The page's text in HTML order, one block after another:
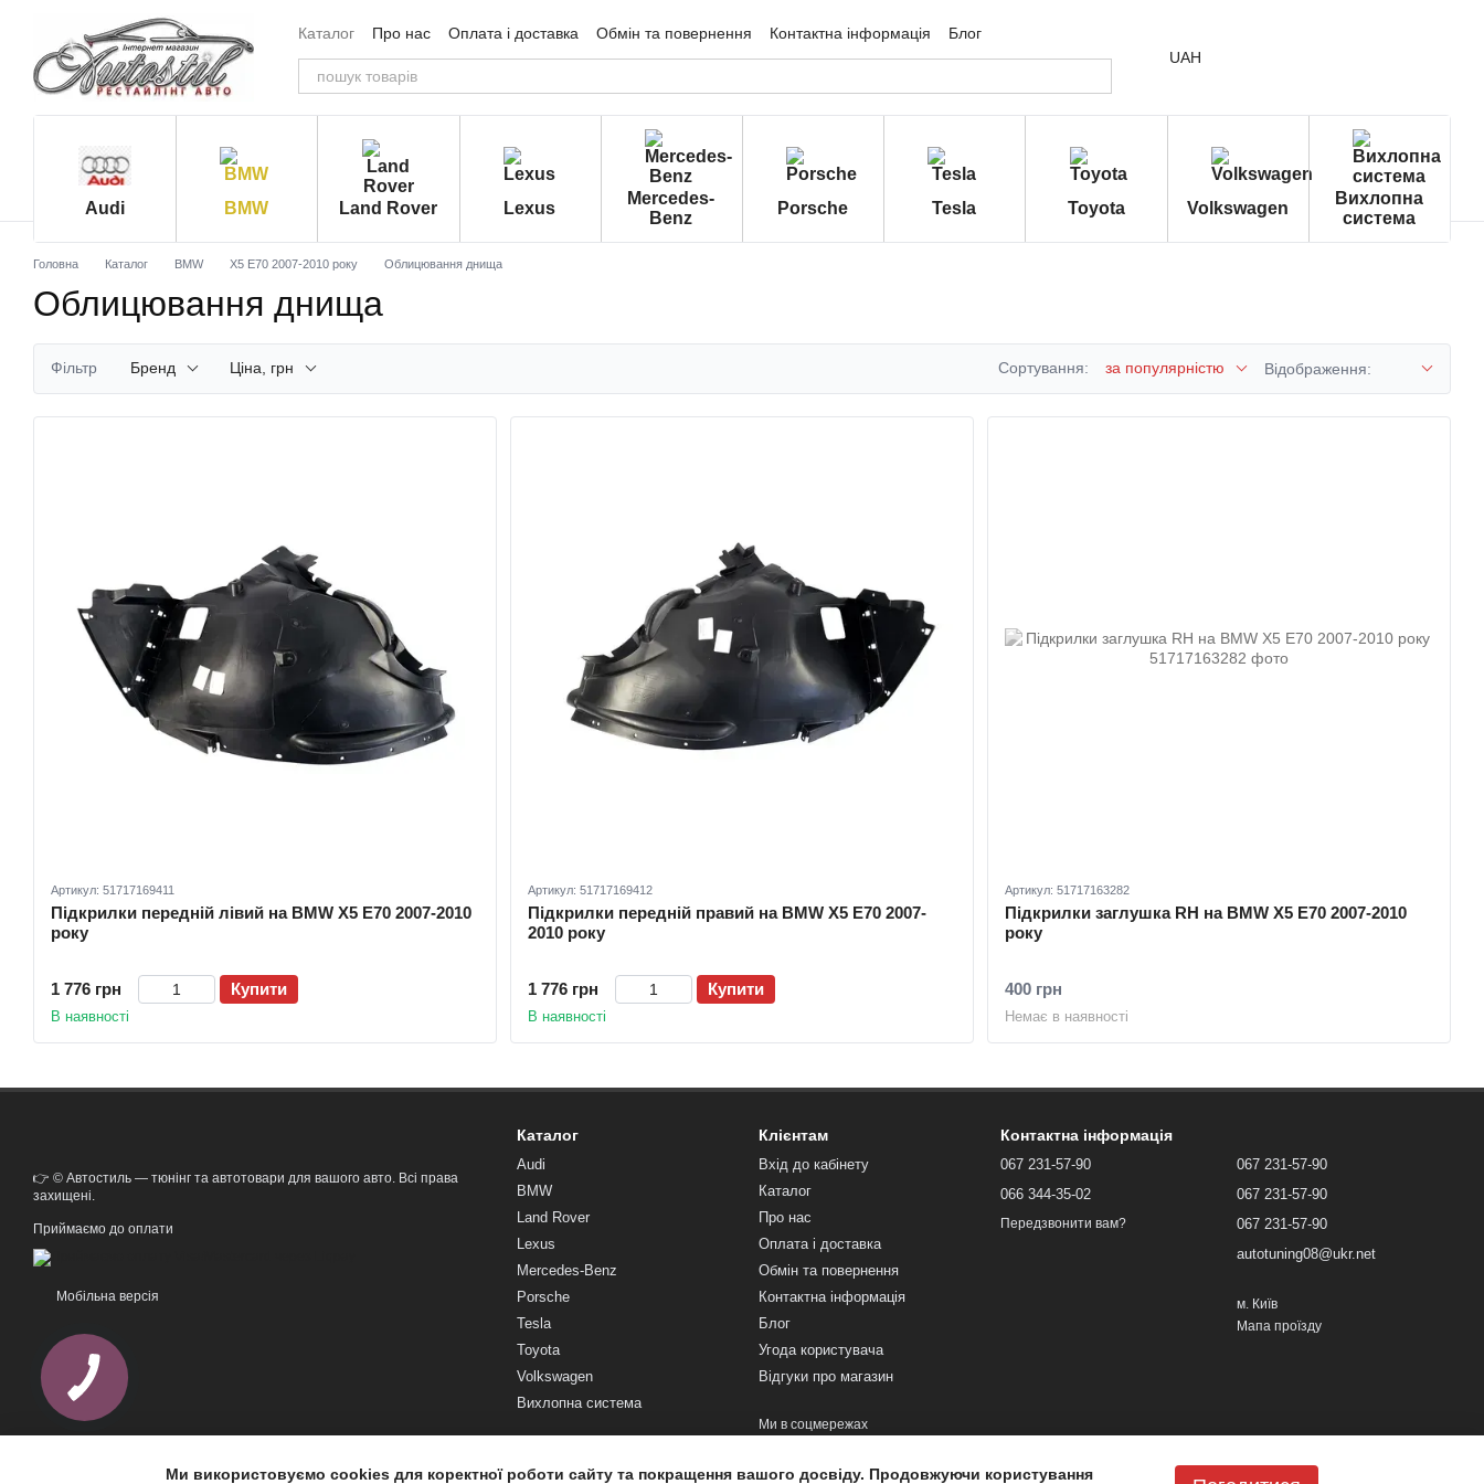
Перейти до основного контенту
Каталог
Про нас Оплата і доставка Обмін та повернення Контактна інформація
Блог
Угода користувача
Відгуки про магазин UAH
Audi BMW Land Rover Lexus
Mercedes-
Benz
Porsche Tesla Toyota Volkswagen
Вихлопна
система
Головна Каталог BMW X5 E70 2007-2010 року Облицювання днища
Облицювання днища
Фільтр Бренд Ціна, грн Сортування: за популярністю Відображення:
Артикул: 51717169411
Підкрилки передній лівий на BMW X5 E70 2007-2010
року
1 776 грн Купити
В наявності
Артикул: 51717169412
Підкрилки передній правий на BMW X5 E70 2007-
2010 року
1 776 грн Купити
В наявності
Артикул: 51717163282
Підкрилки заглушка RH на BMW X5 E70 2007-2010
року
400 грн
Немає в наявності
👉 © Автостиль — тюнінг та автотовари для вашого авто. Всі права
захищені.
Приймаємо до оплати
Мобільна версія
Каталог
Audi
BMW
Land Rover
Lexus
Mercedes-Benz
Porsche
Tesla
Toyota
Volkswagen
Вихлопна система
Клієнтам
Вхід до кабінету
Каталог
Про нас
Оплата і доставка
Обмін та повернення
Контактна інформація
Блог
Угода користувача
Відгуки про магазин
Ми в соцмережах
Контактна інформація
067 231-57-90
066 344-35-02
Передзвонити вам?
067 231-57-90
067 231-57-90
067 231-57-90
autotuning08@ukr.net
м. Київ
Мапа проїзду
Ми використовуємо cookies для коректної роботи сайту та покращення вашого досвіду. Продовжуючи користування